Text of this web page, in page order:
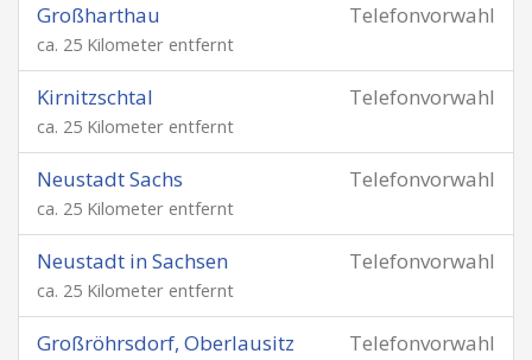
Telefonvorwahl
Großharthau
ca. 25 Kilometer entfernt
Telefonvorwahl
Kirnitzschtal
ca. 25 Kilometer entfernt
Telefonvorwahl
Neustadt Sachs
ca. 25 Kilometer entfernt
Telefonvorwahl
Neustadt in Sachsen
ca. 25 Kilometer entfernt
Telefonvorwahl
Großröhrsdorf, Oberlausitz